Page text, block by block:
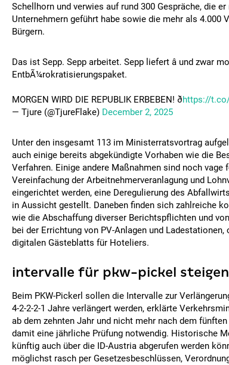
Schellhorn und verwies auf rund 300 Gespräche, die
Unternehmern geführt habe sowie die mehr als 4.000
Bürgern.
Das ist Sepp. Sepp arbeitet. Sepp liefert â und zwar
EntbÃ¼rokratisierungspaket.
MORGEN WIRD DIE REPUBLIK ERBEBEN! ðhttps://
— Tjure (@TjureFlake) December 2, 2025
Unter den insgesamt 113 im Ministerratsvortrag
auch einige bereits abgekündigte Vorhaben wie die
Verfahren. Einige andere Maßnahmen sind noch
Vereinfachung der Arbeitnehmerveranlagung und
eingerichtet werden, eine Deregulierung des
in Aussicht gestellt. Daneben finden sich zahlreiche
wie die Abschaffung diverser Berichtspflichten und
bei der Errichtung von PV-Anlagen und Ladestationen,
digitalen Gästeblatts für Hoteliers.
intervalle für pkw-pickel
Beim PKW-Pickerl sollen die Intervalle zur
4-2-2-2-1 Jahre verlängert werden, erklärte
ab dem zehnten Jahr und nicht mehr nach dem
damit eine jährliche Prüfung notwendig. Historische
künftig auch über die ID-Austria abgerufen werden
möglichst rasch per Gesetzesbeschlüssen,